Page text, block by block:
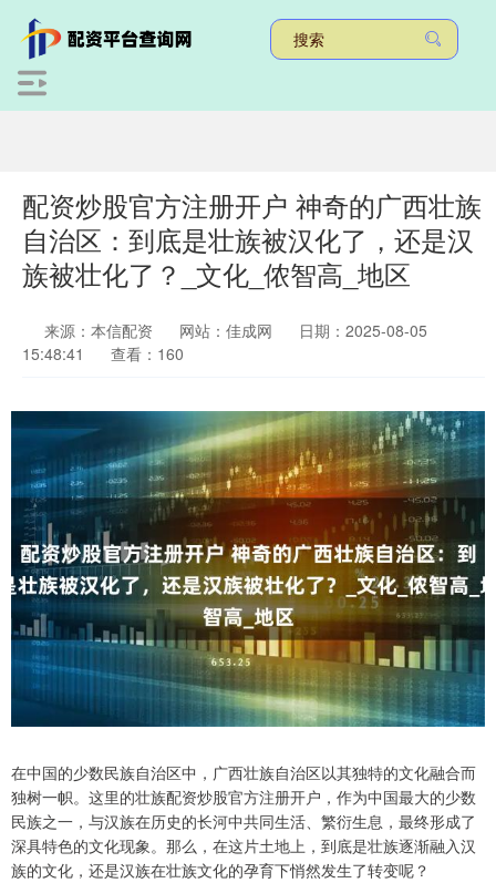
配资炒股官方注册开户 神奇的广西壮族
自治区：到底是壮族被汉化了，还是汉
族被壮化了？_文化_侬智高_地区
来源：本信配资 网站：佳成网
日期：2025-08-05
15:48:41
查看：160
在中国的少数民族自治区中，广西壮族自治区以其独特的文化融合而
独树一帜。这里的壮族配资炒股官方注册开户，作为中国最大的少数
民族之一，与汉族在历史的长河中共同生活、繁衍生息，最终形成了
深具特色的文化现象。那么，在这片土地上，到底是壮族逐渐融入汉
族的文化，还是汉族在壮族文化的孕育下悄然发生了转变呢？